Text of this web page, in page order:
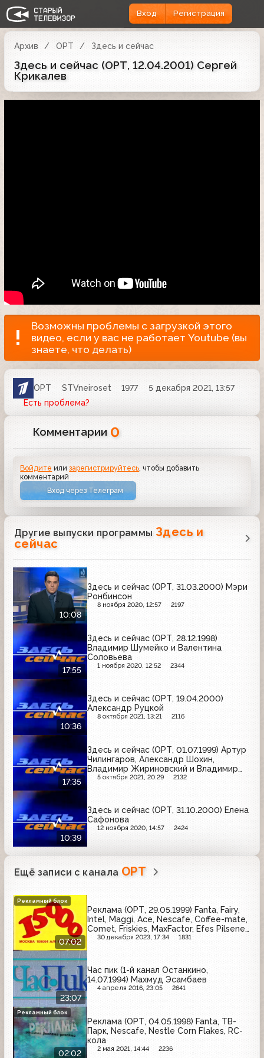
Вход Регистрация
Архив ОРТ Здесь и сейчас
Здесь и сейчас (ОРТ, 12.04.2001) Сергей
Крикалев
Возможны проблемы с загрузкой этого
видео, если у вас не работает Youtube (вы
знаете, что делать)
ОРТ STVneiroset 1977
5 декабря 2021, 13:57
Есть проблема?
Комментарии 0
Войдите илизарегистрируйтесь , чтобы добавить
комментарий
Вход через Телеграм
Другие выпуски программы Здесь и
сейчас
10:08
Здесь и сейчас (ОРТ, 31.03.2000) Мэри
Ронбинсон
8 ноября 2020, 12:57 2197
17:55
Здесь и сейчас (ОРТ, 28.12.1998)
Владимир Шумейко и Валентина
Соловьева
1 ноября 2020, 12:52 2344
10:36
Здесь и сейчас (ОРТ, 19.04.2000)
Александр Руцкой
8 октября 2021, 13:21 2116
17:35
Здесь и сейчас (ОРТ, 01.07.1999) Артур
Чилингаров, Александр Шохин,
Владимир Жириновский и Владимир
Зорин
5 октября 2021, 20:29 2132
10:39
Здесь и сейчас (ОРТ, 31.10.2000) Елена
Сафонова
12 ноября 2020, 14:57 2424
Ещё записи с канала ОРТ
07:02
Реклама (ОРТ, 29.05.1999) Fanta, Fairy,
Intel, Maggi, Ace, Nescafe, Coffee-mate,
Comet, Friskies, MaxFactor, Efes Pilsener,
Blend-a-med, Миф, Tampax, Беседа,
30 декабря 2023, 17:34 1831
Рекламный блок
23:07
Час пик (1-й канал Останкино,
14.07.1994) Махмуд Эсамбаев
4 апреля 2016, 23:05 2641
02:02
Реклама (ОРТ, 04.05.1998) Fanta, ТВ-
Парк, Nescafe, Nestle Corn Flakes, RC-
кола
2 мая 2021, 14:44 2236
Рекламный блок